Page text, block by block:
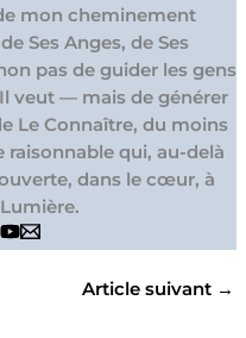
mon cheminement
Ses Anges, de Ses
pas de guider les gens
veut — mais de générer
Le Connaître, du moins
qui, au-delà
dans le cœur, à
Article suivant →